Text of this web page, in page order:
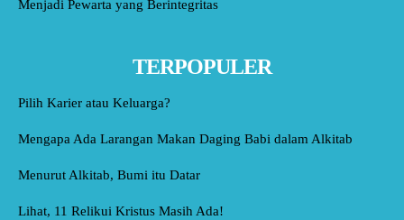
Menjadi Pewarta yang Berintegritas
TERPOPULER
Pilih Karier atau Keluarga?
Mengapa Ada Larangan Makan Daging Babi dalam Alkitab
Menurut Alkitab, Bumi itu Datar
Lihat, 11 Relikui Kristus Masih Ada!